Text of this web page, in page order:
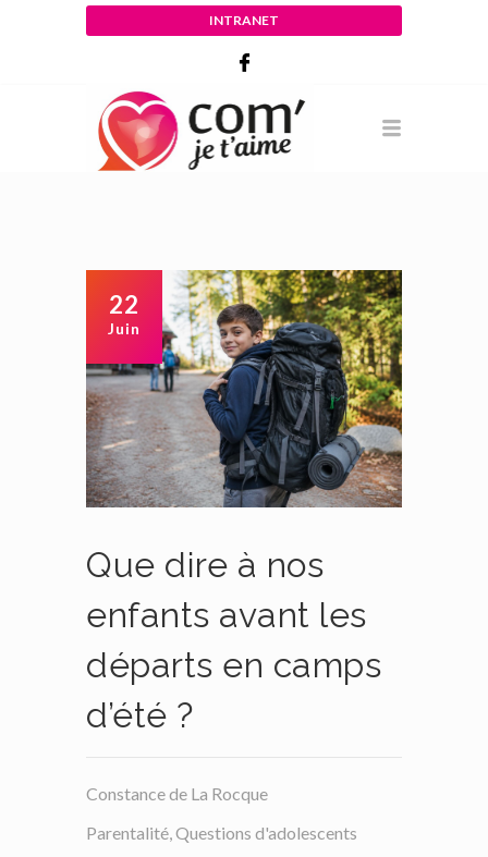
INTRANET
22
Juin
Que dire à nos
enfants avant les
départs en camps
d’été ?
Constance de La Rocque
Parentalité Questions d'adolescents